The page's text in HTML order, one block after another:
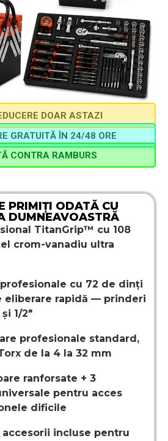
DOAR ASTAZI
GRATUITĂ ÎN 24/48 ORE
CONTRA RAMBURS
PRIMIȚI ODATĂ CU
DUMNEAVOASTRĂ
TitanGrip™ cu 108
crom-vanadiu ultra
cu 72 de dinți
eliberare rapidă — prinderi
1/2"
profesionale standard,
de la 4 la 32 mm
ranforsate + 3
pentru acces
dificile
incluse pentru